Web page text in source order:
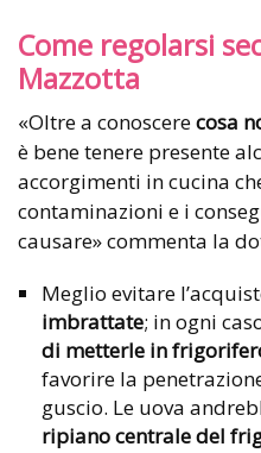
Come regolarsi
Mazzotta
«Oltre a conoscerecosa
è bene tenere presente
accorgimenti in cucina
contaminazioni e i
causare» commenta la
Meglio evitare
imbrattate; in ogni
di metterle in
favorire la
guscio. Le uova
ripiano centrale del